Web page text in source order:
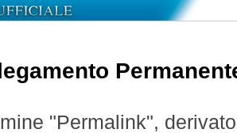
"Permalink",